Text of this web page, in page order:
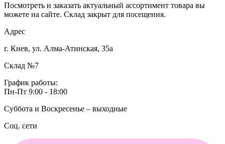
Посмотреть и заказать актуальный ассортимент товара вы
можете на сайте. Склад закрыт для посещения.
Адрес
г. Киев, ул. Алма-Атинская, 35а
Склад №7
График работы:
Пн-Пт 9:00 - 18:00
Суббота и Воскресенье – выходные
Соц. сети